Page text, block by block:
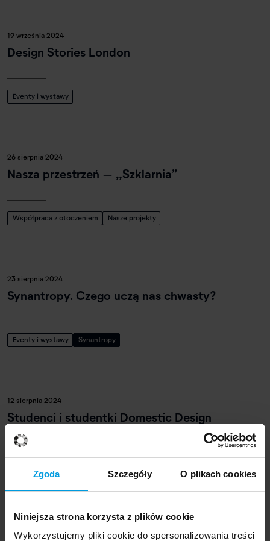
Zgoda Szczegóły O plikach cookies
Niniejsza strona korzysta z plików cookie
Wykorzystujemy pliki cookie do spersonalizowania treści
19 września 2024
Design Stories London
Eventy i wystawy
26 sierpnia 2024
Nasza przestrzeń – „Szklarnia”
Współpraca z otoczeniem Nasze projekty
23 sierpnia 2024
Synantropy. Czego uczą nas chwasty?
Eventy i wystawy Synantropy
12 sierpnia 2024
Studenci i studentki Domestic Design
stworzyli scenografię dla chóru USWPS
Współpraca z otoczeniem
17 lipca 2024